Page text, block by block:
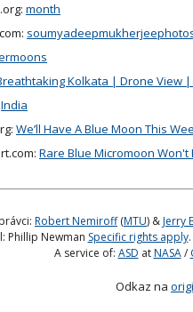
month
Kolkata | Drone View |
India
We’ll Have A Blue Moon This
Rare Blue Micromoon Won't
Robert Nemiroff(MTU) &Jerry
Phillip Newman Specific rights apply.
A service of: ASD atNASA/
Odkaz na